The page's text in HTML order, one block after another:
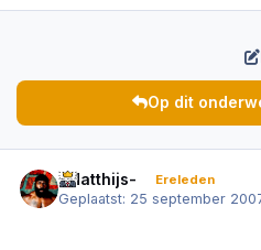
Op dit
-Matthijs- Ereleden
Geplaatst: 25 september